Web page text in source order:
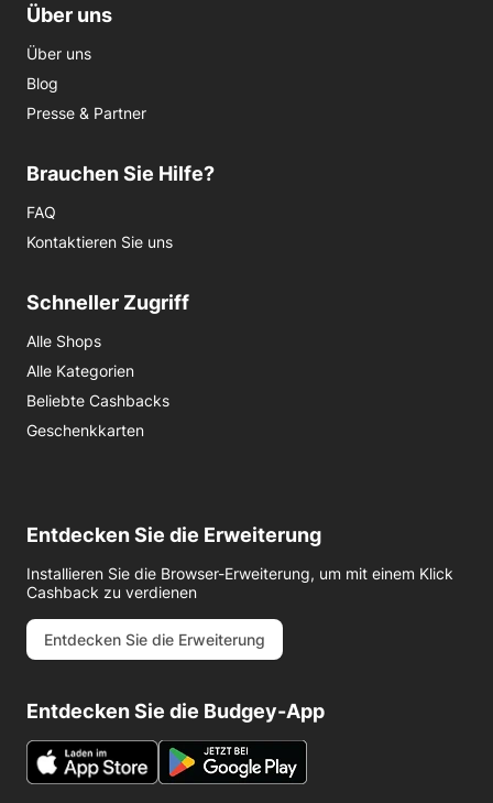
Über uns
Über uns
Blog
Presse & Partner
Brauchen Sie Hilfe?
FAQ
Kontaktieren Sie uns
Schneller Zugriff
Alle Shops
Alle Kategorien
Beliebte Cashbacks
Geschenkkarten
Entdecken Sie die Erweiterung
Installieren Sie die Browser-Erweiterung, um mit einem Klick
Cashback zu verdienen
Entdecken Sie die Erweiterung
Entdecken Sie die Budgey-App